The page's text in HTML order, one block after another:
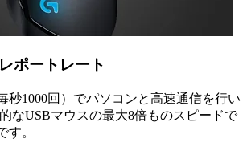
ポートレート
秒1000回）でパソコンと高速通信を行い
なUSBマウスの最大8倍ものスピードで
す。